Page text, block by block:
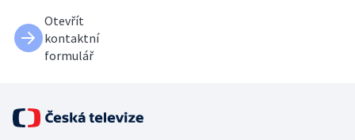
Otevřít
kontaktní
formulář